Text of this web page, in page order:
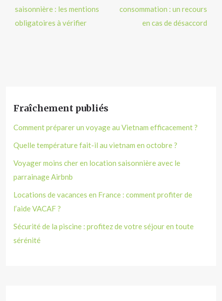
saisonnière : les mentions
obligatoires à vérifier
consommation : un recours
en cas de désaccord
Fraîchement publiés
Comment préparer un voyage au Vietnam efficacement ?
Quelle température fait-il au vietnam en octobre ?
Voyager moins cher en location saisonnière avec le
parrainage Airbnb
Locations de vacances en France : comment profiter de
l’aide VACAF ?
Sécurité de la piscine : profitez de votre séjour en toute
sérénité